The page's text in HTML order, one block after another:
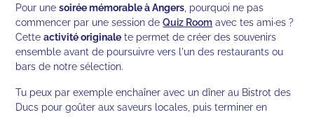
Pour unesoirée mémorable à Angers , pourquoi ne pas
commencer par une session deQuiz Room avec tes ami·es ?
Cetteactivité originale te permet de créer des souvenirs
ensemble avant de poursuivre vers l'un des restaurants ou
bars de notre sélection.
Tu peux par exemple enchaîner avec un dîner au Bistrot des
Ducs pour goûter aux saveurs locales, puis terminer en